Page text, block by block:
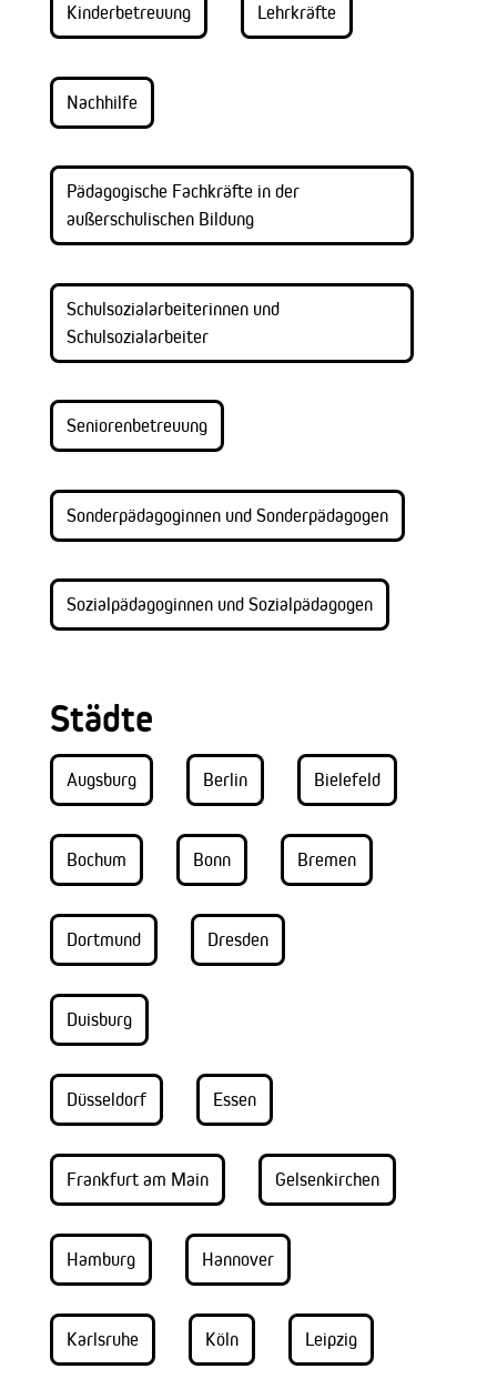
Kinderbetreuung Lehrkräfte
Nachhilfe
Pädagogische Fachkräfte in der
außerschulischen Bildung
Schulsozialarbeiterinnen und
Schulsozialarbeiter
Seniorenbetreuung
Sonderpädagoginnen und Sonderpädagogen
Sozialpädagoginnen und Sozialpädagogen
Städte
Augsburg Berlin Bielefeld
Bochum Bonn Bremen
Dortmund Dresden
Duisburg
Düsseldorf Essen
Frankfurt am Main Gelsenkirchen
Hamburg Hannover
Karlsruhe Köln Leipzig